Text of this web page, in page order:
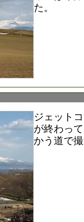
た。
ジェット
が終わっ
かう道で